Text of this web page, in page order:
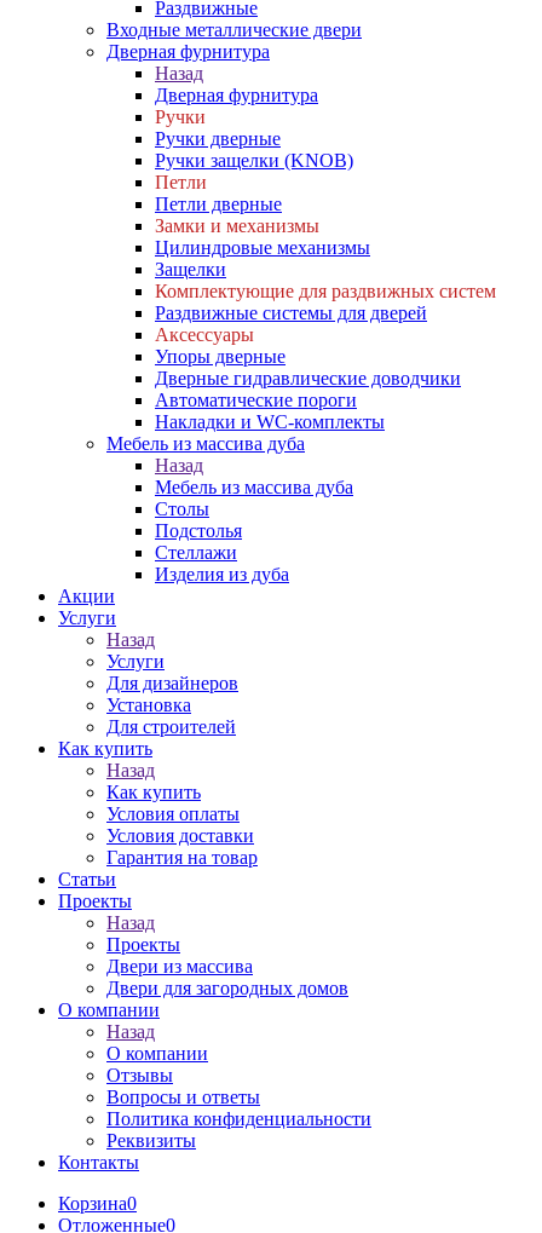
Раздвижные
Входные металлические двери
Дверная фурнитура
Назад
Дверная фурнитура
Ручки
Ручки дверные
Ручки защелки (KNOB)
Петли
Петли дверные
Замки и механизмы
Цилиндровые механизмы
Защелки
Комплектующие для раздвижных систем
Раздвижные системы для дверей
Аксессуары
Упоры дверные
Дверные гидравлические доводчики
Автоматические пороги
Накладки и WC-комплекты
Мебель из массива дуба
Назад
Мебель из массива дуба
Столы
Подстолья
Стеллажи
Изделия из дуба
Акции
Услуги
Назад
Услуги
Для дизайнеров
Установка
Для строителей
Как купить
Назад
Как купить
Условия оплаты
Условия доставки
Гарантия на товар
Статьи
Проекты
Назад
Проекты
Двери из массива
Двери для загородных домов
О компании
Назад
О компании
Отзывы
Вопросы и ответы
Политика конфиденциальности
Реквизиты
Контакты
Корзина0
Отложенные0